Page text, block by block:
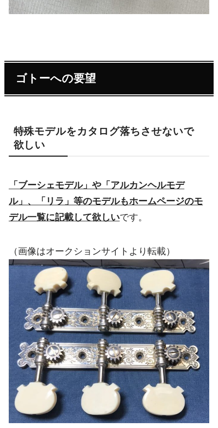
ゴトーへの要望
特殊モデルをカタログ落ちさせないで
欲しい
「ブーシェモデル」や「アルカンヘルモデ
ル」、「リラ」等のモデルもホームページのモ
デル一覧に記載して欲しいです。
（画像はオークションサイトより転載）